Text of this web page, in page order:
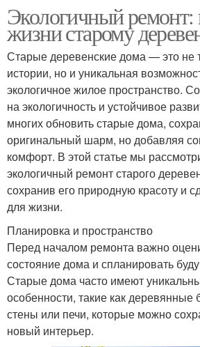
Экологичный ремонт:
жизни старому
Старые деревенские дома — это не
истории, но и уникальная
экологичное жилое пространство.
на экологичность и устойчивое
многих обновить старые дома,
оригинальный шарм, но добавляя
комфорт. В этой статье мы
экологичный ремонт старого
сохранив его природную красоту и
для жизни.
Планировка и пространство
Перед началом ремонта важно
состояние дома и спланировать
Старые дома часто имеют
особенности, такие как деревянные
стены или печи, которые можно
новый интерьер.